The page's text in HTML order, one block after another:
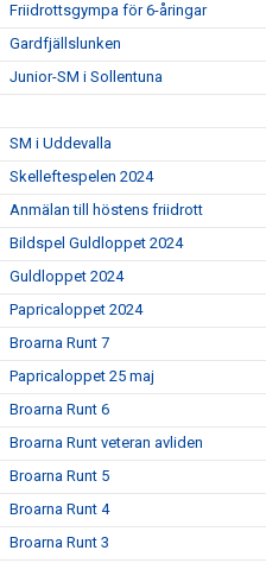
Friidrottsgympa för 6-åringar
Gardfjällslunken
Junior-SM i Sollentuna
SM i Uddevalla
Skelleftespelen 2024
Anmälan till höstens friidrott
Bildspel Guldloppet 2024
Guldloppet 2024
Papricaloppet 2024
Broarna Runt 7
Papricaloppet 25 maj
Broarna Runt 6
Broarna Runt veteran avliden
Broarna Runt 5
Broarna Runt 4
Broarna Runt 3